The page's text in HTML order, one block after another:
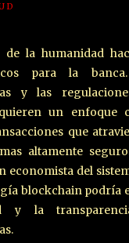
de la humanidad
para la
y las
un enfoque
que
altamente
economista del
blockchain podría
y la